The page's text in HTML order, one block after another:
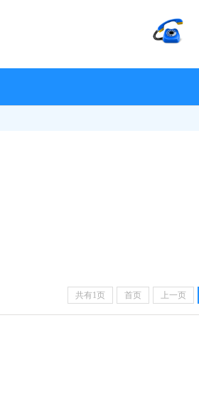
共有1页 首页 上一页